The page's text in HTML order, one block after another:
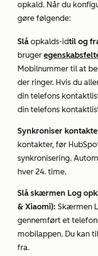
opkald. Når du
gøre følgende:
Slå opkalds-idtil og
bruger
Mobilnummer til at
der ringer. Hvis du
din telefons
din telefons
Synkroniser
kontakter, før
synkronisering.
hver 24. time.
Slå skærmen Log
& Xiaomi): Skærmen
gennemført et
mobilappen. Du kan
fra.